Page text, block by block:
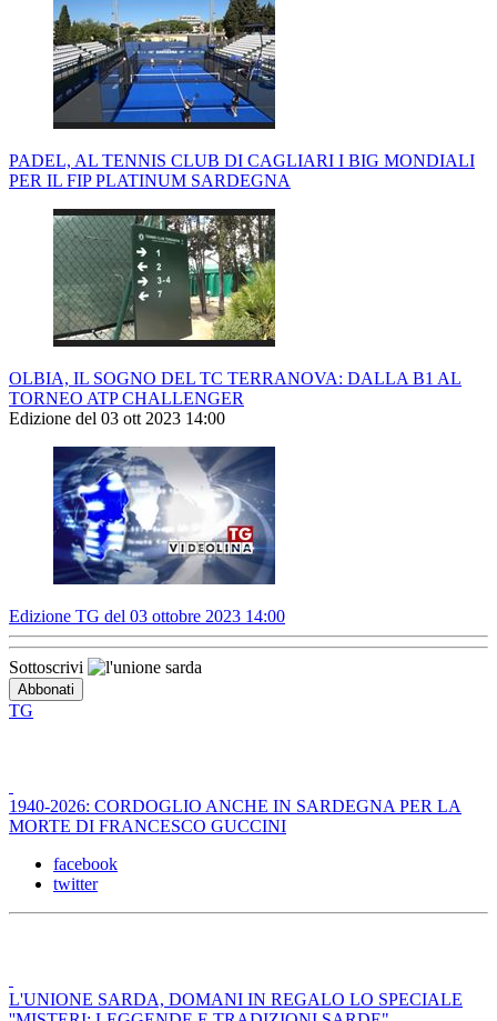
PADEL, AL TENNIS CLUB DI CAGLIARI I BIG MONDIALI
PER IL FIP PLATINUM SARDEGNA
OLBIA, IL SOGNO DEL TC TERRANOVA: DALLA B1 AL
TORNEO ATP CHALLENGER
Edizione del 03 ott 2023 14:00
Edizione TG del 03 ottobre 2023 14:00
Sottoscrivi
TG
1940-2026: CORDOGLIO ANCHE IN SARDEGNA PER LA
MORTE DI FRANCESCO GUCCINI
facebook
twitter
L'UNIONE SARDA, DOMANI IN REGALO LO SPECIALE